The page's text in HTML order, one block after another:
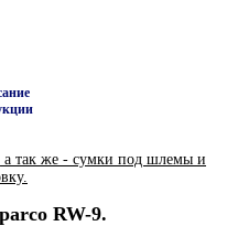
а так же - сумки под шлемы и
RW-9.